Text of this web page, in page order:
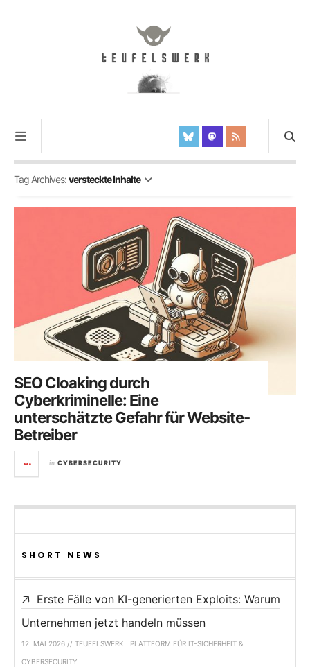
Tag Archives:versteckte Inhalte
SEO Cloaking durch
Cyberkriminelle: Eine
unterschätzte Gefahr für Website-
Betreiber
in CYBERSECURITY
SHORT NEWS
Erste Fälle von KI-generierten Exploits: Warum
Unternehmen jetzt handeln müssen
12. MAI 2026 // TEUFELSWERK | PLATTFORM FÜR IT-SICHERHEIT &
CYBERSECURITY